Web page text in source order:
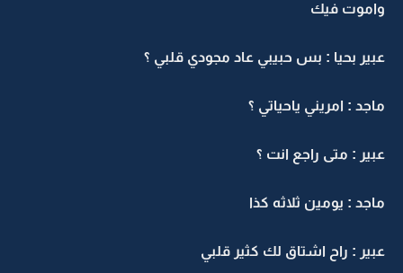
واموت فيك
عبير بحيا : بس حبيبي عاد مجودي قلبي ؟
ماجد : امريني ياحياتي ؟
عبير : متى راجع انت ؟
ماجد : يومين ثلاثه كذا
عبير : راح اشتاق لك كثير قلبي